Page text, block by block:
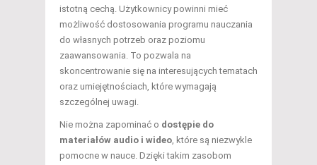
istotną cechą. Użytkownicy powinni mieć
możliwość dostosowania programu nauczania
do własnych potrzeb oraz poziomu
zaawansowania. To pozwala na
skoncentrowanie się na interesujących tematach
oraz umiejętnościach, które wymagają
szczególnej uwagi.
Nie można zapominać o dostępie do
materiałów audio i wideo, które są niezwykle
pomocne w nauce. Dzięki takim zasobom